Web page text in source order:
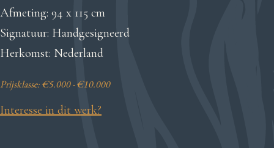
Afmeting: 94 x 115 cm
Signatuur: Handgesigneerd
Herkomst: Nederland
Prijsklasse: €5.000 - €10.000
Interesse in dit werk?